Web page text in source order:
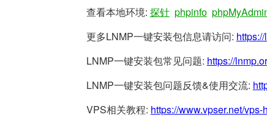
查看本地环境: 探针 phpinfo
更多LNMP一键安装包信息请访问:
LNMP一键安装包常见问题: https://
LNMP一键安装包问题反馈&使用交流:
VPS相关教程: https://www.vpser.net/vps-